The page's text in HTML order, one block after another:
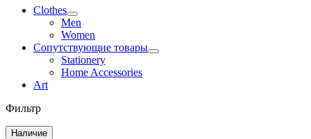
Clothes
Men
Women
Сопутствующие товары
Stationery
Home Accessories
Art
Фильтр
Наличие